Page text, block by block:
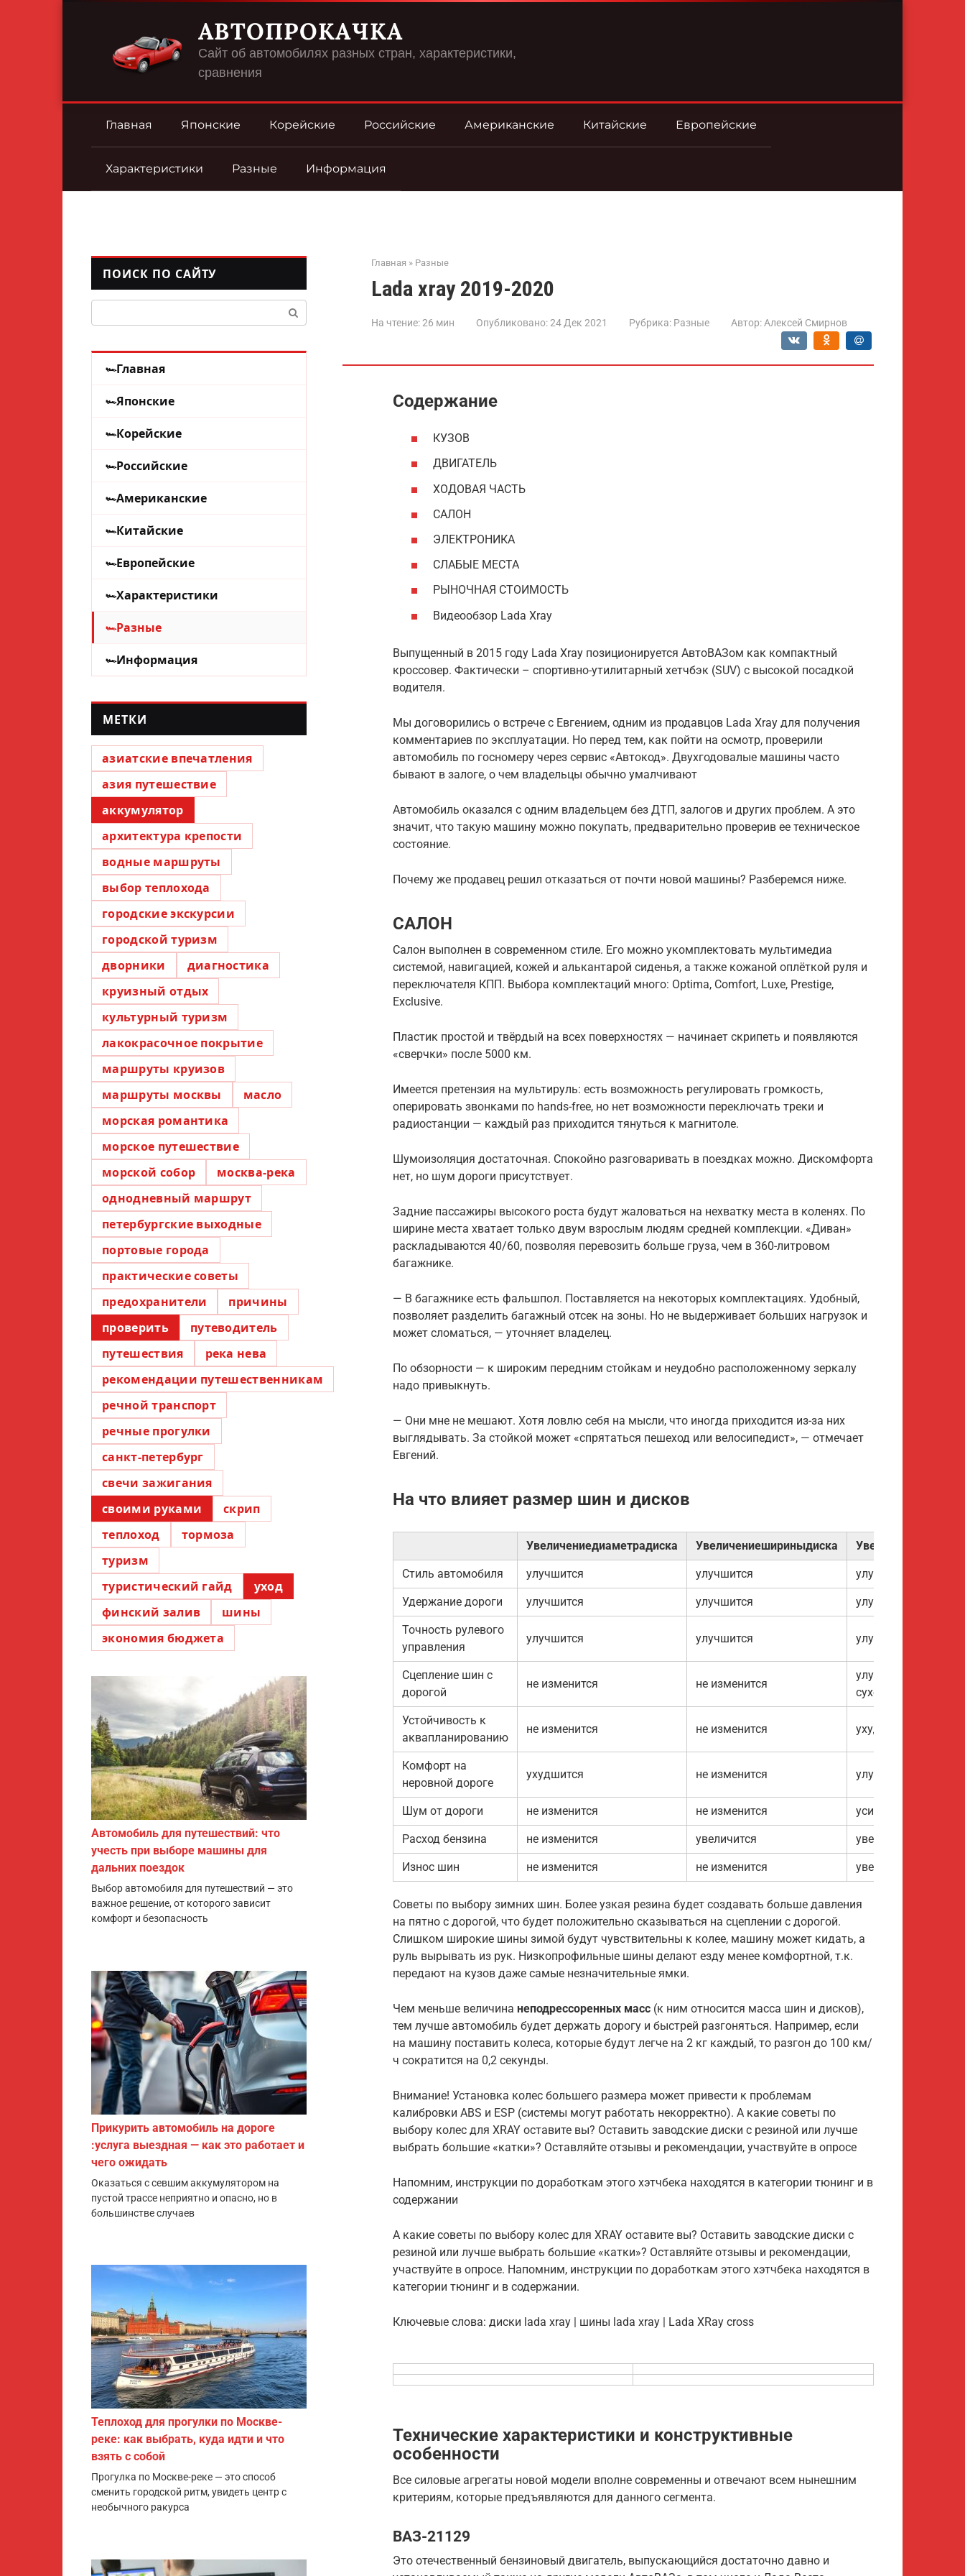
АВТОПРОКАЧКА
Сайт об автомобилях разных стран, характеристики,
сравнения
Главная Японские Корейские Российские Американские Китайские Европейские
Характеристики Разные Информация
Главная » Разные
Lada xray 2019-2020
На чтение:26 мин Опубликовано:24 Дек 2021 Рубрика: Разные Автор: Алексей Смирнов
Содержание
КУЗОВ
ДВИГАТЕЛЬ
ХОДОВАЯ ЧАСТЬ
САЛОН
ЭЛЕКТРОНИКА
СЛАБЫЕ МЕСТА
РЫНОЧНАЯ СТОИМОСТЬ
Видеообзор Lada Xray
Выпущенный в 2015 году Lada Xray позиционируется АвтоВАЗом как компактный
кроссовер. Фактически – спортивно-утилитарный хетчбэк (SUV) с высокой посадкой
водителя.
Мы договорились о встрече с Евгением, одним из продавцов Lada Xray для получения
комментариев по эксплуатации. Но перед тем, как пойти на осмотр, проверили
автомобиль по госномеру через сервис «Автокод». Двухгодовалые машины часто
бывают в залоге, о чем владельцы обычно умалчивают
Автомобиль оказался с одним владельцем без ДТП, залогов и других проблем. А это
значит, что такую машину можно покупать, предварительно проверив ее техническое
состояние.
Почему же продавец решил отказаться от почти новой машины? Разберемся ниже.
САЛОН
Салон выполнен в современном стиле. Его можно укомплектовать мультимедиа
системой, навигацией, кожей и алькантарой сиденья, а также кожаной оплёткой руля и
переключателя КПП. Выбора комплектаций много: Optima, Comfort, Luxe, Prestige,
Exclusive.
Пластик простой и твёрдый на всех поверхностях — начинает скрипеть и появляются
«сверчки» после 5000 км.
Имеется претензия на мультируль: есть возможность регулировать громкость,
оперировать звонками по hands-free, но нет возможности переключать треки и
радиостанции — каждый раз приходится тянуться к магнитоле.
Шумоизоляция достаточная. Спокойно разговаривать в поездках можно. Дискомфорта
нет, но шум дороги присутствует.
Задние пассажиры высокого роста будут жаловаться на нехватку места в коленях. По
ширине места хватает только двум взрослым людям средней комплекции. «Диван»
раскладываются 40/60, позволяя перевозить больше груза, чем в 360-литровом
багажнике.
— В багажнике есть фальшпол. Поставляется на некоторых комплектациях. Удобный,
позволяет разделить багажный отсек на зоны. Но не выдерживает больших нагрузок и
может сломаться, — уточняет владелец.
По обзорности — к широким передним стойкам и неудобно расположенному зеркалу
надо привыкнуть.
— Они мне не мешают. Хотя ловлю себя на мысли, что иногда приходится из-за них
выглядывать. За стойкой может «спрятаться пешеход или велосипедист», — отмечает
Евгений.
На что влияет размер шин и дисков
Увеличениедиаметрадиска Увеличениешириныдиска
Стиль автомобиля улучшится улучшится улучшится
Удержание дороги улучшится улучшится улучшится
Точность рулевого
управления
улучшится улучшится улучшится
Сцепление шин с
дорогой
не изменится не изменится
улучшится, но
сухой дороге
Устойчивость к
аквапланированию
не изменится не изменится ухудшится
Комфорт на
неровной дороге
ухудшится не изменится улучшится
Шум от дороги не изменится не изменится усилится
Расход бензина не изменится увеличится увеличится
Износ шин не изменится не изменится увеличится
Советы по выбору зимних шин. Более узкая резина будет создавать больше давления
на пятно с дорогой, что будет положительно сказываться на сцеплении с дорогой.
Слишком широкие шины зимой будут чувствительны к колее, машину может кидать, а
руль вырывать из рук. Низкопрофильные шины делают езду менее комфортной, т.к.
передают на кузов даже самые незначительные ямки.
Чем меньше величина неподрессоренных масс (к ним относится масса шин и дисков),
тем лучше автомобиль будет держать дорогу и быстрей разгоняться. Например, если
на машину поставить колеса, которые будут легче на 2 кг каждый, то разгон до 100 км/
ч сократится на 0,2 секунды.
Внимание! Установка колес большего размера может привести к проблемам
калибровки ABS и ESP (системы могут работать некорректно). А какие советы по
выбору колес для XRAY оставите вы? Оставить заводские диски с резиной или лучше
выбрать большие «катки»? Оставляйте отзывы и рекомендации, участвуйте в опросе
Напомним, инструкции по доработкам этого хэтчбека находятся в категории тюнинг и в
содержании
А какие советы по выбору колес для XRAY оставите вы? Оставить заводские диски с
резиной или лучше выбрать большие «катки»? Оставляйте отзывы и рекомендации,
участвуйте в опросе. Напомним, инструкции по доработкам этого хэтчбека находятся в
категории тюнинг и в содержании.
Ключевые слова: диски lada xray | шины lada xray | Lada XRay cross
Технические характеристики и конструктивные
особенности
Все силовые агрегаты новой модели вполне современны и отвечают всем нынешним
критериям, которые предъявляются для данного сегмента.
ВАЗ-21129
Это отечественный бензиновый двигатель, выпускающийся достаточно давно и
ПОИСК ПО САЙТУ
Главная
Японские
Корейские
Российские
Американские
Китайские
Европейские
Характеристики
Разные
Информация
МЕТКИ
азиатские впечатления
азия путешествие
аккумулятор
архитектура крепости
водные маршруты
выбор теплохода
городские экскурсии
городской туризм
дворники
диагностика
круизный отдых
культурный туризм
лакокрасочное покрытие
маршруты круизов
маршруты москвы
масло
морская романтика
морское путешествие
морской собор
москва-река
однодневный маршрут
петербургские выходные
портовые города
практические советы
предохранители
причины
проверить
путеводитель
путешествия
река нева
рекомендации путешественникам
речной транспорт
речные прогулки
санкт-петербург
свечи зажигания
своими руками
скрип
теплоход
тормоза
туризм
туристический гайд
уход
финский залив
шины
экономия бюджета
Автомобиль для путешествий: что
учесть при выборе машины для
дальних поездок
Выбор автомобиля для путешествий — это
важное решение, от которого зависит
комфорт и безопасность
Прикурить автомобиль на дороге
:услуга выездная — как это работает и
чего ожидать
Оказаться с севшим аккумулятором на
пустой трассе неприятно и опасно, но в
большинстве случаев
Теплоход для прогулки по Москве-
реке: как выбрать, куда идти и что
взять с собой
Прогулка по Москве-реке — это способ
сменить городской ритм, увидеть центр с
необычного ракурса